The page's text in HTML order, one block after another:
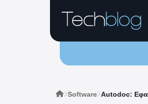
Software Autodoc: